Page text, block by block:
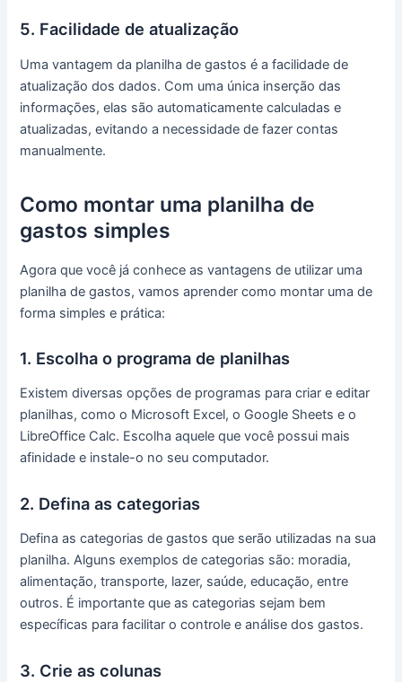
5. Facilidade de atualização
Uma vantagem da planilha de gastos é a facilidade de
atualização dos dados. Com uma única inserção das
informações, elas são automaticamente calculadas e
atualizadas, evitando a necessidade de fazer contas
manualmente.
Como montar uma planilha de
gastos simples
Agora que você já conhece as vantagens de utilizar uma
planilha de gastos, vamos aprender como montar uma de
forma simples e prática:
1. Escolha o programa de planilhas
Existem diversas opções de programas para criar e editar
planilhas, como o Microsoft Excel, o Google Sheets e o
LibreOffice Calc. Escolha aquele que você possui mais
afinidade e instale-o no seu computador.
2. Defina as categorias
Defina as categorias de gastos que serão utilizadas na sua
planilha. Alguns exemplos de categorias são: moradia,
alimentação, transporte, lazer, saúde, educação, entre
outros. É importante que as categorias sejam bem
específicas para facilitar o controle e análise dos gastos.
3. Crie as colunas